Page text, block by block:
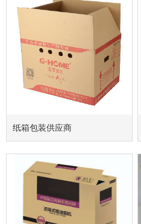
纸箱包装供应商